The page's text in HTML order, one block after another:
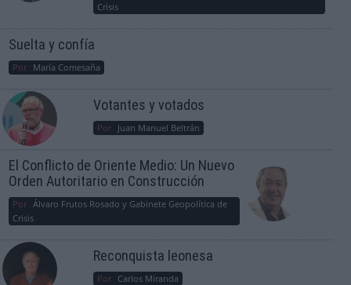
Crisis
Suelta y confía
Por María Comesaña
Votantes y votados
Por Juan Manuel Beltrán
El Conflicto de Oriente Medio: Un Nuevo
Orden Autoritario en Construcción
Por Álvaro Frutos Rosado y Gabinete Geopolítica de
Crisis
Reconquista leonesa
Por Carlos Miranda